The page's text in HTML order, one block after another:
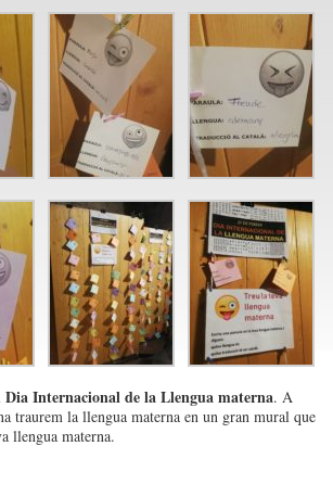
Dia Internacional de la Llengua materna. A
traurem la llengua materna en un gran mural que
llengua materna.